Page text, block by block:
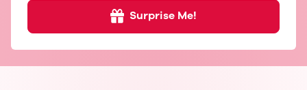
Surprise Me!